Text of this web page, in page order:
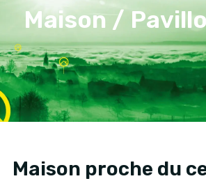
Maison /
Maison proche du